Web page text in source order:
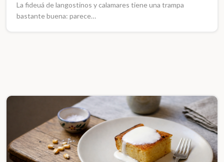
La fideuá de langostinos y calamares tiene una trampa
bastante buena: parece…